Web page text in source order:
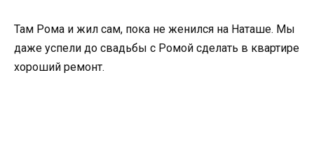
Там Рома и жил сам, пока не женился на Наташе. Мы
даже успели до свадьбы с Ромой сделать в квартире
хороший ремонт.